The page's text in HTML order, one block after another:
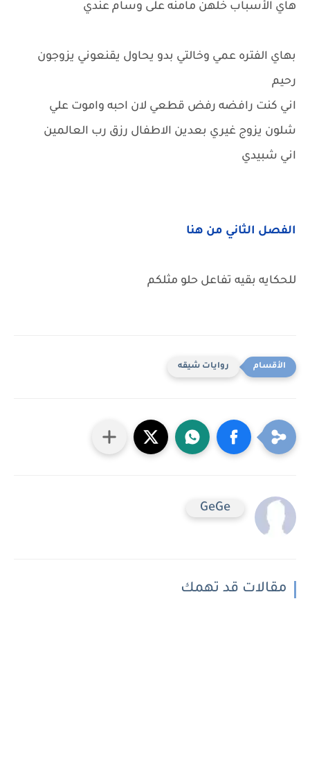
هاي الأسباب خلهن مامنه على وسام عندي
بهاي الفتره عمي وخالتي بدو يحاول يقنعوني يزوجون
رحيم
اني كنت رافضه رفض قطعي لان احبه واموت علي
شلون يزوج غيري بعدين الاطفال رزق رب العالمين
اني شبيدي
الفصل الثاني من هنا
للحكايه بقيه تفاعل حلو مثلكم
روايات شيقه
GeGe
مقالات قد تهمك